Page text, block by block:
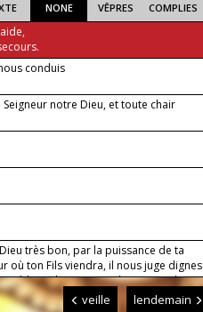
NONE VÊPRES COMPLIES
conduis
notre Dieu, et toute chair
très bon, par la puissance de ta
où ton Fils viendra, il nous juge dignes
table et de recevoir, de sa main, le
veille lendemain